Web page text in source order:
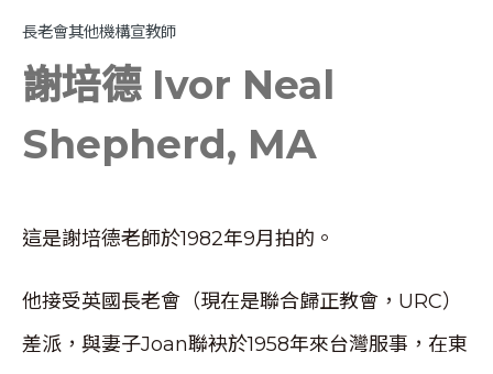
長老會其他機構宣教師
謝培德 Ivor Neal
Shepherd, MA
這是謝培德老師於1982年9月拍的。
他接受英國長老會（現在是聯合歸正教會，URC）
差派，與妻子Joan聯袂於1958年來台灣服事，在東